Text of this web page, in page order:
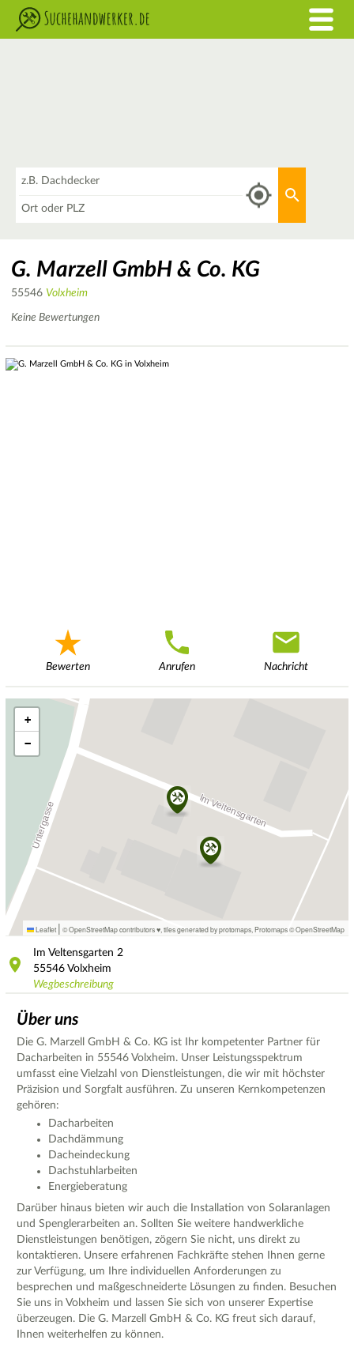
G. Marzell GmbH & Co. KG
55546 Volxheim
Keine Bewertungen
Bewerten Anrufen Nachricht
+
−
Leaflet | © OpenStreetMap contributors ♥, tiles generated by protomaps Protomaps©OpenStreetMap
Im Veltensgarten 2
55546 Volxheim
Wegbeschreibung
Über uns
Die G. Marzell GmbH & Co. KG ist Ihr kompetenter Partner für
Dacharbeiten in 55546 Volxheim. Unser Leistungsspektrum
umfasst eine Vielzahl von Dienstleistungen, die wir mit höchster
Präzision und Sorgfalt ausführen. Zu unseren Kernkompetenzen
gehören:
Dacharbeiten
Dachdämmung
Dacheindeckung
Dachstuhlarbeiten
Energieberatung
Darüber hinaus bieten wir auch die Installation von Solaranlagen
und Spenglerarbeiten an. Sollten Sie weitere handwerkliche
Dienstleistungen benötigen, zögern Sie nicht, uns direkt zu
kontaktieren. Unsere erfahrenen Fachkräfte stehen Ihnen gerne
zur Verfügung, um Ihre individuellen Anforderungen zu
besprechen und maßgeschneiderte Lösungen zu finden. Besuchen
Sie uns in Volxheim und lassen Sie sich von unserer Expertise
überzeugen. Die G. Marzell GmbH & Co. KG freut sich darauf,
Ihnen weiterhelfen zu können.